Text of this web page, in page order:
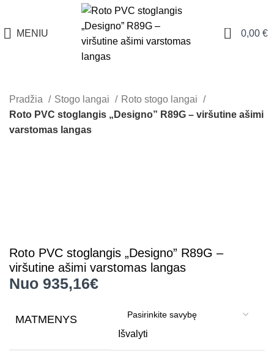
MENIU
0
0,00 €
Pradžia Stogo langai
Roto stogo langai
Roto PVC stoglangis „Designo” R89G – viršutine ašimi
varstomas langas
Roto PVC stoglangis „Designo” R89G –
viršutine ašimi varstomas langas
Nuo 935,16€
MATMENYS
Išvalyti